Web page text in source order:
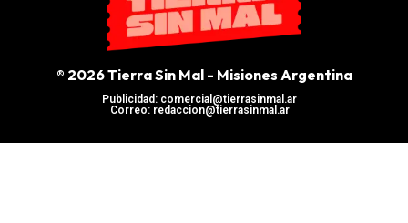
® 2026 Tierra Sin Mal - Misiones Argentina
Publicidad: comercial@tierrasinmal.ar
Correo: redaccion@tierrasinmal.ar